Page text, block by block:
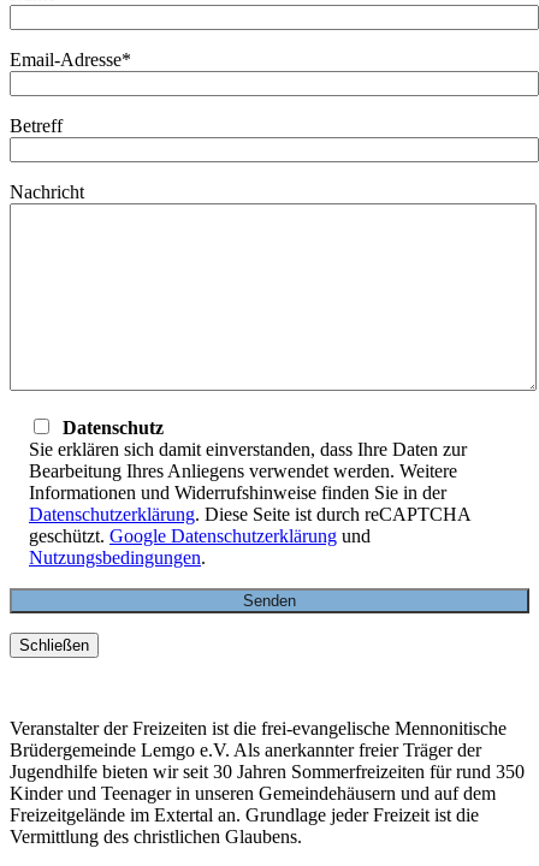
Email-Adresse*
Betreff
Nachricht
Datenschutz
Sie erklären sich damit einverstanden, dass Ihre Daten zur
Bearbeitung Ihres Anliegens verwendet werden. Weitere
Informationen und Widerrufshinweise finden Sie in der
Datenschutzerklärung. Diese Seite ist durch reCAPTCHA
geschützt. Google Datenschutzerklärung und
Nutzungsbedingungen.
Schließen
Veranstalter der Freizeiten ist die frei-evangelische Mennonitische
Brüdergemeinde Lemgo e.V. Als anerkannter freier Träger der
Jugendhilfe bieten wir seit 30 Jahren Sommerfreizeiten für rund 350
Kinder und Teenager in unseren Gemeindehäusern und auf dem
Freizeitgelände im Extertal an. Grundlage jeder Freizeit ist die
Vermittlung des christlichen Glaubens.